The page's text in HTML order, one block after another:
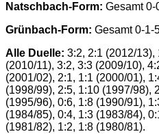
Natschbach-Form: Gesamt 0-
Grünbach-Form: Gesamt 0-1-
Alle Duelle: 3:2, 2:1 (2012/13),
(2010/11), 3:2, 3:3 (2009/10),
(2001/02), 2:1, 1:1 (2000/01),
(1998/99), 2:5, 1:10 (1997/98),
(1995/96), 0:6, 1:8 (1990/91),
(1984/85), 0:4, 1:3 (1983/84),
(1981/82), 1:2, 1:8 (1980/81).